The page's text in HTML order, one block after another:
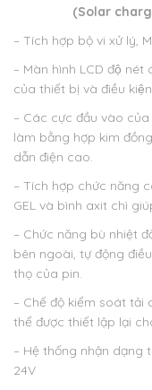
(Solar
– Tích hợp bộ vi xử lý,
– Màn hình LCD độ
của thiết bị và điều
– Các cực đầu vào
làm bằng hợp kim
dẫn điện cao.
– Tích hợp chức năng
GEL và bình axit chì
– Chức năng bù nhiệt
bên ngoài, tự động
thọ của pin.
– Chế độ kiểm soát tải
thể được thiết lập lại
– Hệ thống nhận dạng
24V